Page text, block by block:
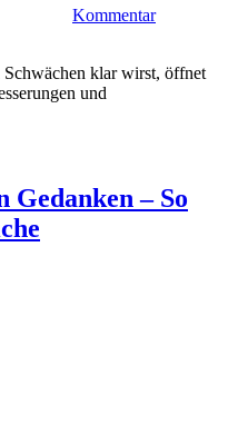
Kommentar
Schwächen klar wirst, öffnet
und
Gedanken – So